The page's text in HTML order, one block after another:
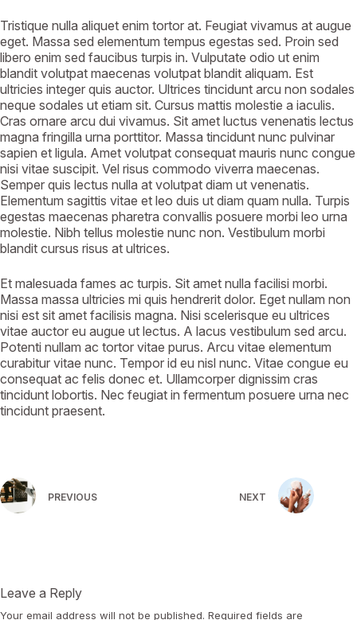
Tristique nulla aliquet enim tortor at. Feugiat vivamus at augue
eget. Massa sed elementum tempus egestas sed. Proin sed
libero enim sed faucibus turpis in. Vulputate odio ut enim
blandit volutpat maecenas volutpat blandit aliquam. Est
ultricies integer quis auctor. Ultrices tincidunt arcu non sodales
neque sodales ut etiam sit. Cursus mattis molestie a iaculis.
Cras ornare arcu dui vivamus. Sit amet luctus venenatis lectus
magna fringilla urna porttitor. Massa tincidunt nunc pulvinar
sapien et ligula. Amet volutpat consequat mauris nunc congue
nisi vitae suscipit. Vel risus commodo viverra maecenas.
Semper quis lectus nulla at volutpat diam ut venenatis.
Elementum sagittis vitae et leo duis ut diam quam nulla. Turpis
egestas maecenas pharetra convallis posuere morbi leo urna
molestie. Nibh tellus molestie nunc non. Vestibulum morbi
blandit cursus risus at ultrices.
Et malesuada fames ac turpis. Sit amet nulla facilisi morbi.
Massa massa ultricies mi quis hendrerit dolor. Eget nullam non
nisi est sit amet facilisis magna. Nisi scelerisque eu ultrices
vitae auctor eu augue ut lectus. A lacus vestibulum sed arcu.
Potenti nullam ac tortor vitae purus. Arcu vitae elementum
curabitur vitae nunc. Tempor id eu nisl nunc. Vitae congue eu
consequat ac felis donec et. Ullamcorper dignissim cras
tincidunt lobortis. Nec feugiat in fermentum posuere urna nec
tincidunt praesent.
PREVIOUS NEXT
Leave a Reply
Your email address will not be published. Required fields are